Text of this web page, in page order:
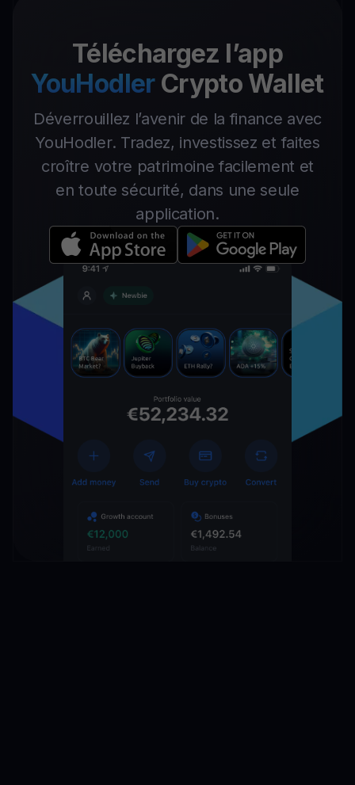
Téléchargez l’app
YouHodler Crypto Wallet
Déverrouillez l’avenir de la finance avec
YouHodler. Tradez, investissez et faites
croître votre patrimoine facilement et
en toute sécurité, dans une seule
application.